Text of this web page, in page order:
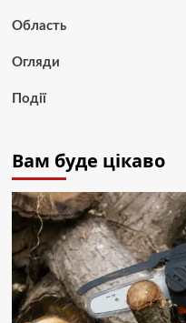
Область
Огляди
Події
Вам буде цікаво